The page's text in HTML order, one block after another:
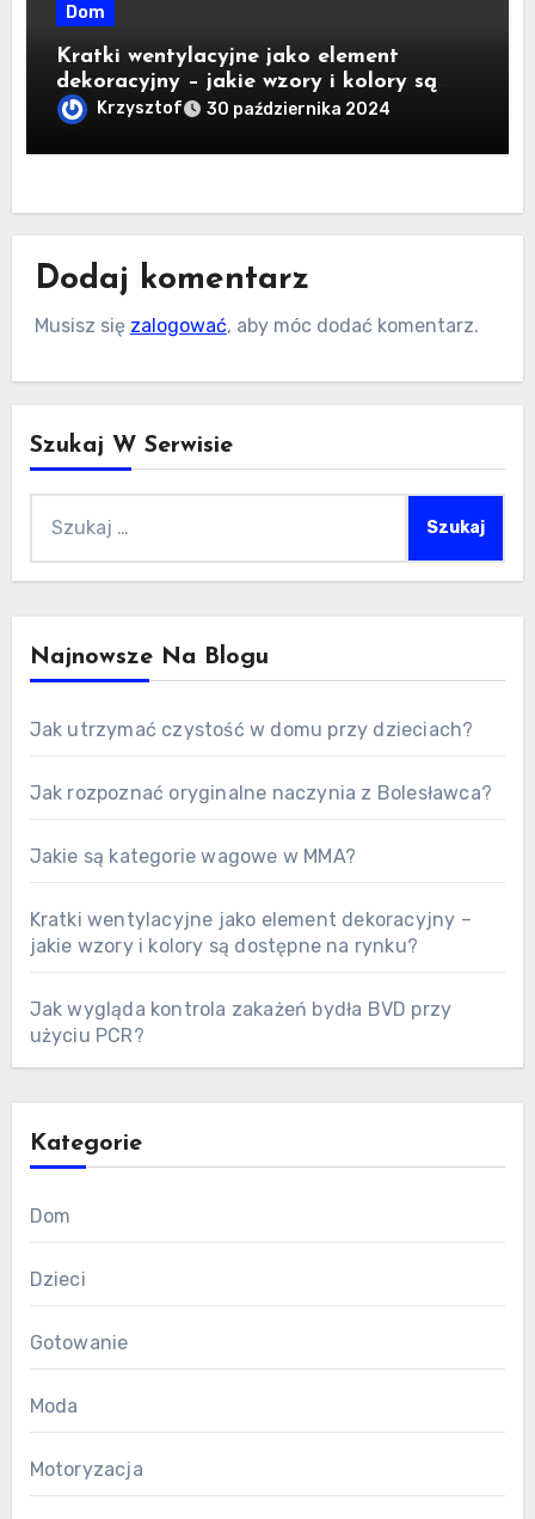
Dom
Kratki wentylacyjne jako element
dekoracyjny – jakie wzory i kolory są
dostępne na rynku?
Krzysztof 30 października 2024
Dodaj komentarz
Musisz się zalogować, aby móc dodać komentarz.
Szukaj W Serwisie
Najnowsze Na Blogu
Jak utrzymać czystość w domu przy dzieciach?
Jak rozpoznać oryginalne naczynia z Bolesławca?
Jakie są kategorie wagowe w MMA?
Kratki wentylacyjne jako element dekoracyjny –
jakie wzory i kolory są dostępne na rynku?
Jak wygląda kontrola zakażeń bydła BVD przy
użyciu PCR?
Kategorie
Dom
Dzieci
Gotowanie
Moda
Motoryzacja